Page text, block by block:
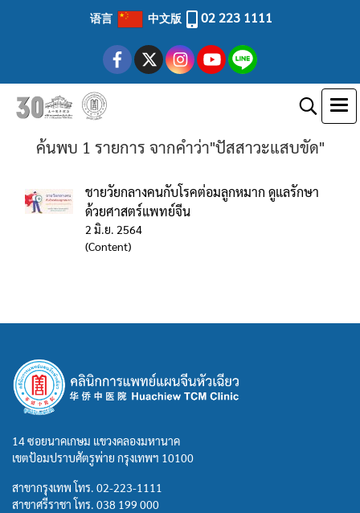
语言 中文版 02 223 1111
ค้นพบ 1 รายการ จากคำว่า"ปัสสาวะแสบขัด"
ชายวัยกลางคนกับโรคต่อมลูกหมาก ดูแลรักษา
ด้วยศาสตร์แพทย์จีน
2 มิ.ย. 2564
(Content)
14 ซอยนาคเกษม แขวงคลองมหานาค
เขตป้อมปราบศัตรูพ่าย กรุงเทพฯ 10100
สาขากรุงเทพ โทร. 02-223-1111
สาขาศรีราชา โทร. 038 199 000